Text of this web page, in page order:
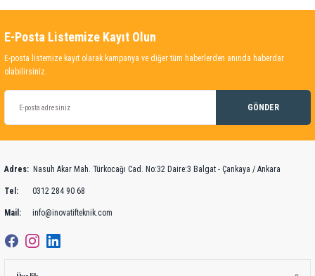
E-Posta Listemize Kayıt Olun
E-posta listemize kayıt olarak kampanya ve diğer tüm haberlerden anında haberdar
olabilirsiniz.
GÖNDER
Adres: Nasuh Akar Mah. Türkocağı Cad. No:32 Daire:3 Balgat - Çankaya / Ankara
Tel: 0312 284 90 68
Mail: info@inovatifteknik.com